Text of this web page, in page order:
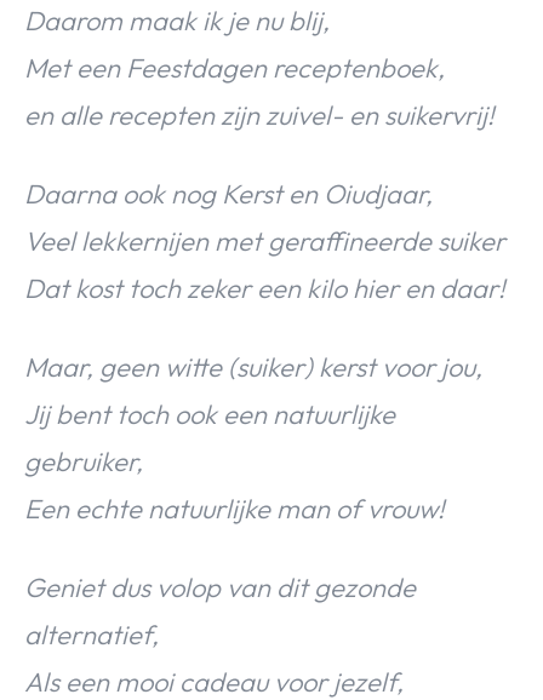
Daarom maak ik je nu blij,
Met een Feestdagen receptenboek,
en alle recepten zijn zuivel- en suikervrij!
Daarna ook nog Kerst en Oiudjaar,
Veel lekkernijen met geraffineerde suiker
Dat kost toch zeker een kilo hier en daar!
Maar, geen witte (suiker) kerst voor jou,
Jij bent toch ook een natuurlijke
gebruiker,
Een echte natuurlijke man of vrouw!
Geniet dus volop van dit gezonde
alternatief,
Als een mooi cadeau voor jezelf,